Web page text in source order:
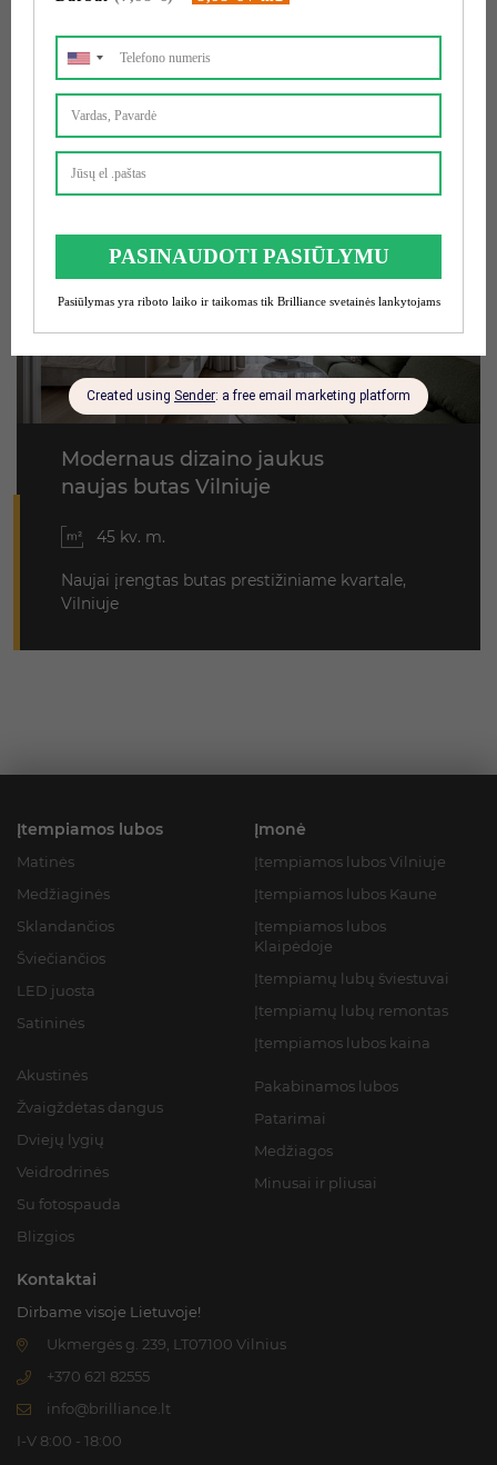
35 kv. m.
Unikalaus dizaino naujas butas Kerų Kerai
kvartale
Modernaus dizaino jaukus
naujas butas Vilniuje
45 kv. m.
Naujai įrengtas butas prestižiniame kvartale,
Vilniuje
Įtempiamos lubos
Matinės
Medžiaginės
Sklandančios
Šviečiančios
LED juosta
Satininės
Akustinės
Žvaigždėtas dangus
Dviejų lygių
Veidrodrinės
Su fotospauda
Blizgios
Įmonė
Įtempiamos lubos Vilniuje
Įtempiamos lubos Kaune
Įtempiamos lubos
Klaipėdoje
Įtempiamų lubų šviestuvai
Įtempiamų lubų remontas
Įtempiamos lubos kaina
Pakabinamos lubos
Patarimai
Medžiagos
Minusai ir pliusai
Kontaktai
Dirbame visoje Lietuvoje!
Ukmergės g. 239, LT07100 Vilnius
+370 621 82555
info@brilliance.lt
I-V 8:00 - 18:00